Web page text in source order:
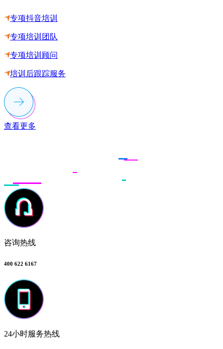
专项抖音培训
专项培训团队
专项培训顾问
培训后跟踪服务
查看更多
咨询热线
400 622 6167
24小时服务热线